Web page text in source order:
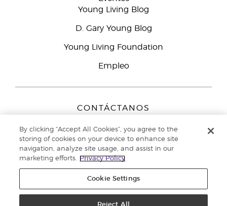
Young Living Blog
D. Gary Young Blog
Young Living Foundation
Empleo
CONTÁCTANOS
Peizerweg 97
9727 AJ Groningen
Netherlands
Servicio de atención:900-812976
reservados. |Política de privacidad
By clicking “Accept All Cookies”, you agree to the
storing of cookies on your device to enhance site
navigation, analyze site usage, and assist in our
marketing efforts.
Privacy Policy
Cookie Settings